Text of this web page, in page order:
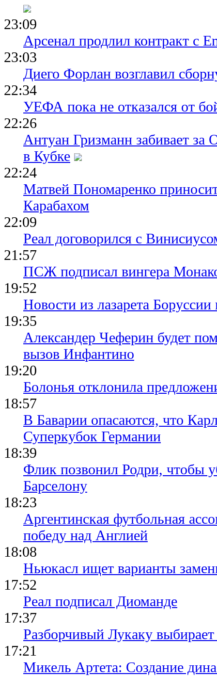
23:09
Арсенал продлил контракт с
23:03
Диего Форлан возглавил
22:34
УЕФА пока не отказался от
22:26
Антуан Гризманн забивает за
в Кубке
22:24
Матвей Пономаренко
Карабахом
22:09
Реал договорился с
21:57
ПСЖ подписал вингера
19:52
Новости из лазарета
19:35
Александер Чеферин будет
вызов Инфантино
19:20
Болонья отклонила
18:57
В Баварии опасаются, что
Суперкубок Германии
18:39
Флик позвонил Родри, чтобы
Барселону
18:23
Аргентинская футбольная
победу над Англией
18:08
Ньюкасл ищет варианты
17:52
Реал подписал Диоманде
17:37
Разборчивый Лукаку
17:21
Микель Артета: Создание